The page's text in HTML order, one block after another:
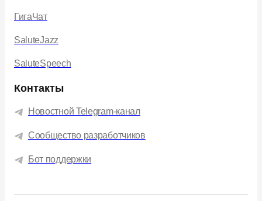
ГигаЧат
SaluteJazz
SaluteSpeech
Контакты
Новостной Telegram-канал
Сообщество разработчиков
Бот поддержки